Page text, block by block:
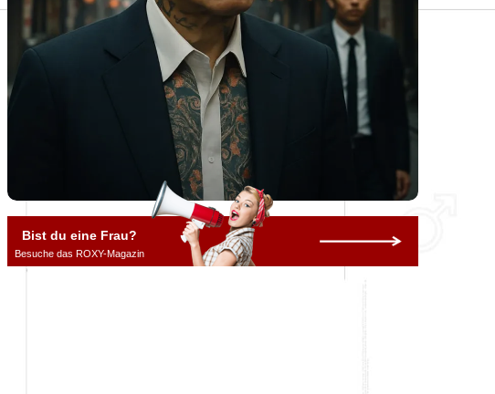
Bist du eine Frau?
Besuche das ROXY-Magazin